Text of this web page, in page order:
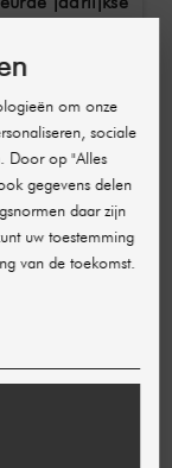
Green Grey 2
om onze
sociale
Door op "Alles
gegevens delen
daar zijn
uw toestemming
van de toekomst.